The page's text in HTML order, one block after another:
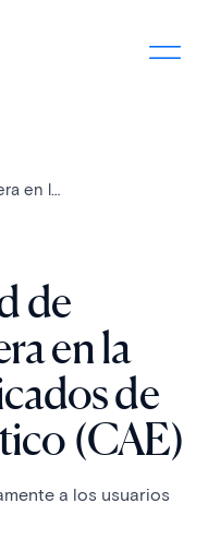
Una comunidad de Alcorcón pionera en la venta de Certificados de Ahorro Energético (CAE)
de
en la
de
(CAE)
a los usuarios